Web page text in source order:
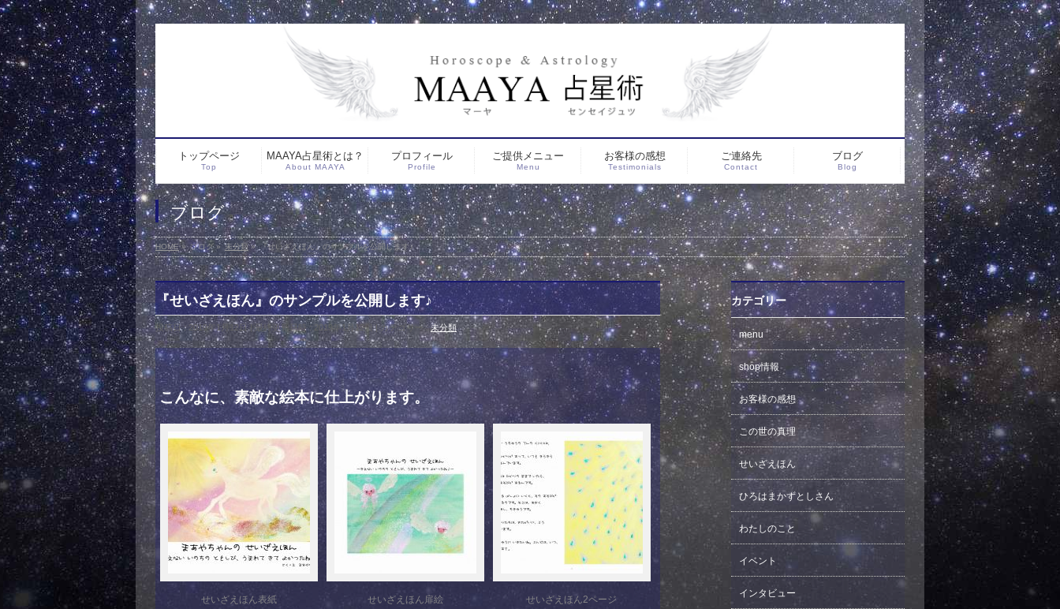
トップページ
Top
MAAYA占星術とは？
About MAAYA
プロフィール
Profile
ご提供メニュー
Menu
お客様の感想
Testimonials
ご連絡先
Contact
ブログ
Blog
ブログ
HOME» ブログ» 未分類» 『せいざえほん』のサンプルを公開します♪
『せいざえほん』のサンプルを公開します♪
投稿日 : 2019年1月12日 最終更新日時 : 2019年1月12日 カテゴリー :未分類
こんなに、素敵な絵本に仕上がります。
せいざえほん表紙 せいざえほん扉絵 せいざえほん2ページ
カテゴリー
menu
shop情報
お客様の感想
この世の真理
せいざえほん
ひろはまかずとしさん
わたしのこと
イベント
インタビュー